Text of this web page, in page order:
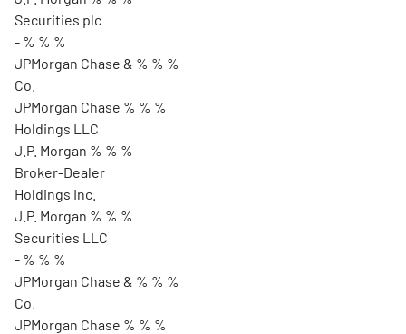
Securities plc
- % % %
JPMorgan Chase & % % %
Co.
JPMorgan Chase % % %
Holdings LLC
J.P. Morgan % % %
Broker-Dealer
Holdings Inc.
J.P. Morgan % % %
Securities LLC
- % % %
JPMorgan Chase & % % %
Co.
JPMorgan Chase % % %